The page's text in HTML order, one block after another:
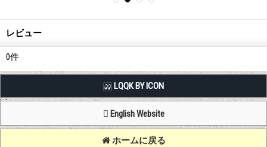
レビュー
0件
LQQK BY ICON
English Website
ホームに戻る